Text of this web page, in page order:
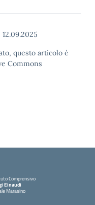
12.09.2025
questo articolo è
Commons
Comprensivo
Einaudi
Marasino